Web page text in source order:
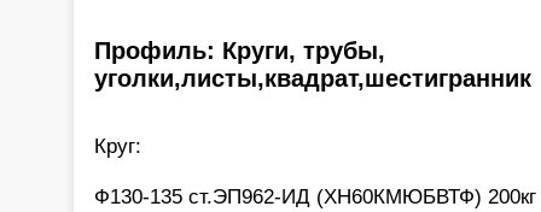
Профиль: Круги, трубы,
уголки,листы,квадрат,шестигранник
Круг:
Ф130-135 ст.ЭП962-ИД (ХН60КМЮБВТФ) 200кг